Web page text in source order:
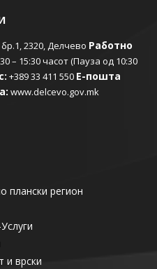
2320, Делчево Работно
– 15:30 часот (Пауза од 10:30
+389 33 411 550 Е-пошта
www.delcevo.gov.mk
плански регион
и врски